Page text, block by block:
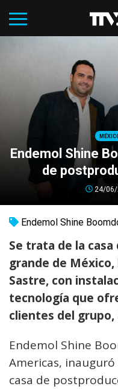
Endemol Shine
de
24/
Endemol Shine
Se trata de la
grande de
Sastre, con
tecnología que
clientes del
Endemol Shine
Americas,
casa de